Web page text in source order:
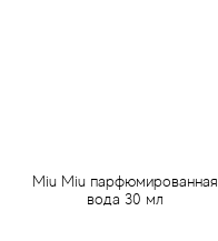
Miu Miu парфюмированная
вода 30 мл
Aquolina